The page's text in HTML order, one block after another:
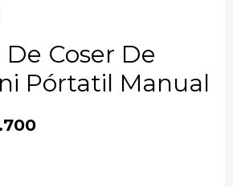
Coser De
Pórtatil Manual